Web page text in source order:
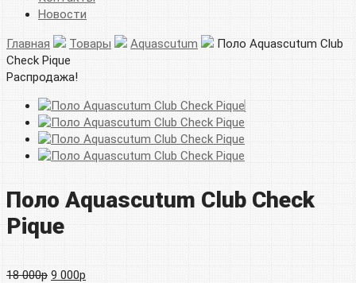
Новости
Главная Товары Aquascutum
Поло Aquascutum Club
Check Pique
Распродажа!
Поло Aquascutum Club Check
Pique
18 000р Первоначальная
9 000р